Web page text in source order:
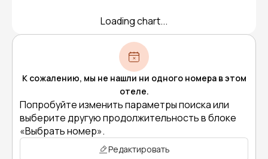
Loading chart...
К сожалению, мы не нашли ни одного номера в этом
отеле.
Попробуйте изменить параметры поиска или
выберите другую продолжительность в блоке
«Выбрать номер».
Редактировать